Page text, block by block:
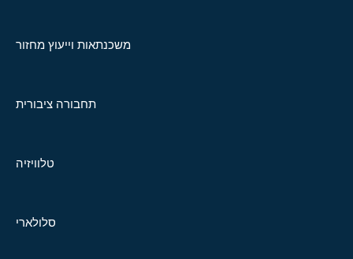
משכנתאות וייעוץ מחזור
תחבורה ציבורית
טלוויזיה
סלולארי